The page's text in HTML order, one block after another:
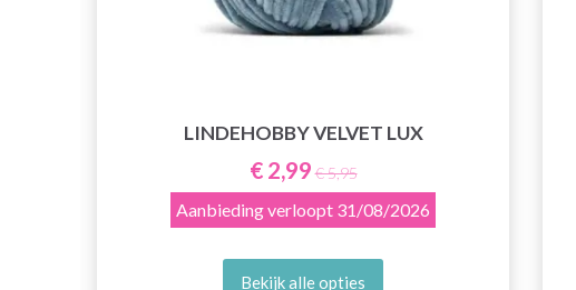
LINDEHOBBY VELVET LUX
€ 2,99 € 5,95
Aanbieding verloopt 31/08/2026
Bekijk alle opties